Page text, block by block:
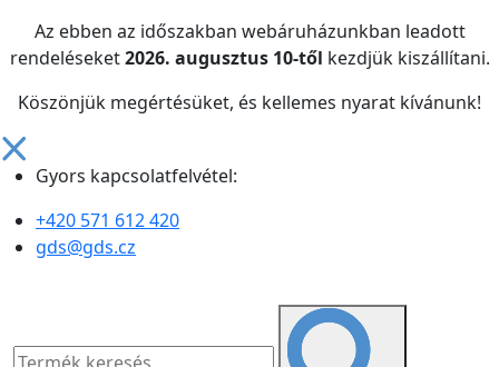
Az ebben az időszakban webáruházunkban leadott
rendeléseket2026. augusztus 10-től kezdjük kiszállítani.
Köszönjük megértésüket, és kellemes nyarat kívánunk!
Gyors kapcsolatfelvétel:
+420 571 612 420
gds@gds.cz